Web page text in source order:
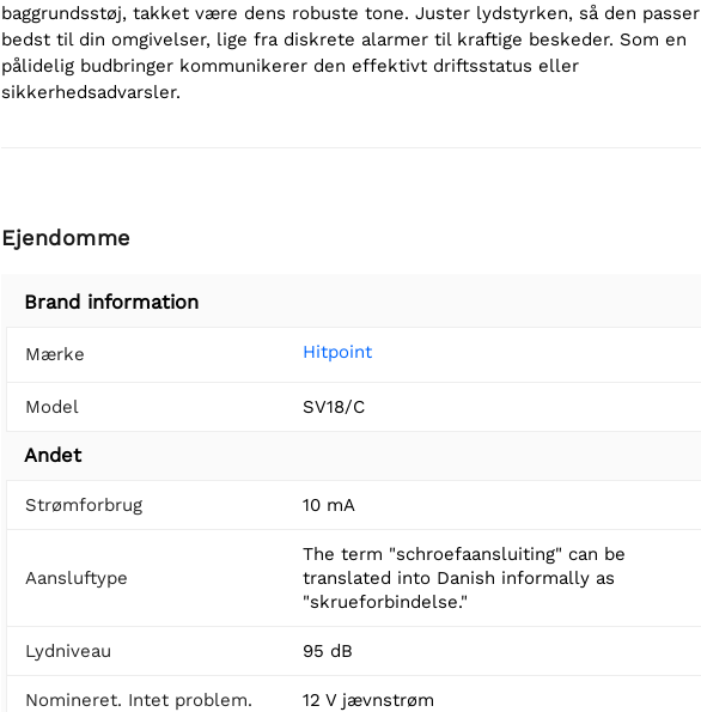
baggrundsstøj, takket være dens robuste tone. Juster lydstyrken, så den passer
bedst til din omgivelser, lige fra diskrete alarmer til kraftige beskeder. Som en
pålidelig budbringer kommunikerer den effektivt driftsstatus eller
sikkerhedsadvarsler.
Ejendomme
Brand information
Mærke Hitpoint
Model SV18/C
Andet
Strømforbrug 10 mA
Aansluftype
The term "schroefaansluiting" can be
translated into Danish informally as
"skrueforbindelse."
Lydniveau 95 dB
Nomineret. Intet problem. 12 V jævnstrøm